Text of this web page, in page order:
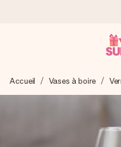
Nous préparons votre
en un éclair – pour que
Accueil Vases à boire